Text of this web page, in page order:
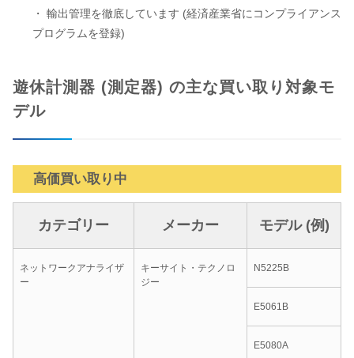
・ 輸出管理を徹底しています (経済産業省にコンプライアンス
プログラムを登録)
遊休計測器 (測定器) の主な買い取り対象モ
デル
高価買い取り中
カテゴリー メーカー モデル (例)
ネットワークアナライザ
ー
キーサイト・テクノロ
ジー
N5225B
E5061B
E5080A